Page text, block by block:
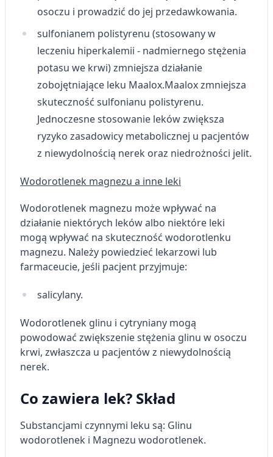
osoczu i prowadzić do jej przedawkowania.
sulfonianem polistyrenu (stosowany w
leczeniu hiperkalemii - nadmiernego stężenia
potasu we krwi) zmniejsza działanie
zobojętniające leku Maalox.Maalox zmniejsza
skuteczność sulfonianu polistyrenu.
Jednoczesne stosowanie leków zwiększa
ryzyko zasadowicy metabolicznej u pacjentów
z niewydolnością nerek oraz niedrożności jelit.
Wodorotlenek magnezu a inne leki
Wodorotlenek magnezu może wpływać na
działanie niektórych leków albo niektóre leki
mogą wpływać na skuteczność wodorotlenku
magnezu. Należy powiedzieć lekarzowi lub
farmaceucie, jeśli pacjent przyjmuje:
salicylany.
Wodorotlenek glinu i cytryniany mogą
powodować zwiększenie stężenia glinu w osoczu
krwi, zwłaszcza u pacjentów z niewydolnością
nerek.
Co zawiera lek? Skład
Substancjami czynnymi leku są: Glinu
wodorotlenek i Magnezu wodorotlenek.